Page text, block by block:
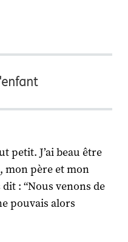
petit. J’ai beau être
mon père et mon
: “Nous venons de
pouvais alors